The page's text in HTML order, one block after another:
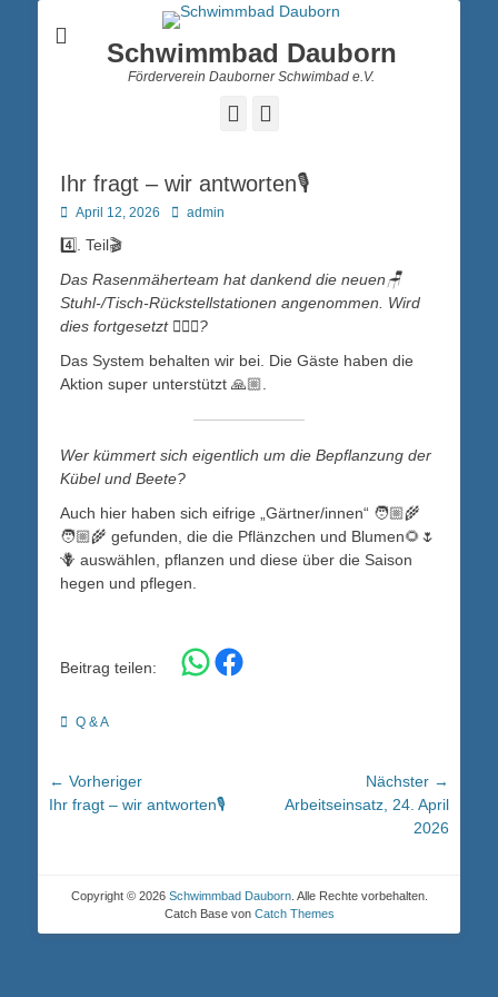
Schwimmbad Dauborn
Förderverein Dauborner Schwimbad e.V.
Facebook
Ihr fragt – wir antworten🎙️
Posted
April 12, 2026 Autoradmin
4️⃣. Teil🎬
Das Rasenmäherteam hat dankend die neuen🪑
Stuhl-/Tisch-Rückstellstationen angenommen. Wird
dies fortgesetzt 🙋🏽‍♀️?
Das System behalten wir bei. Die Gäste haben die
Aktion super unterstützt 🙏🏼.
Wer kümmert sich eigentlich um die Bepflanzung der
Kübel und Beete?
Auch hier haben sich eifrige „Gärtner/innen“ 🧑🏼‍🌾
🧑🏼‍🌾 gefunden, die die Pflänzchen und Blumen🌻🌷
🪻 auswählen, pflanzen und diese über die Saison
hegen und pflegen.
Beitrag teilen: Share on WhatsApp
Share on Facebook
Kategorien
Q & A
Beitragsnavigation
← Vorheriger
Vorheriger
Ihr fragt – wir antworten🎙️
Nächster →
NächsterArbeitseinsatz, 24. April
2026
Copyright © 2026 Schwimmbad Dauborn. Alle Rechte vorbehalten.
Catch Base von Catch Themes